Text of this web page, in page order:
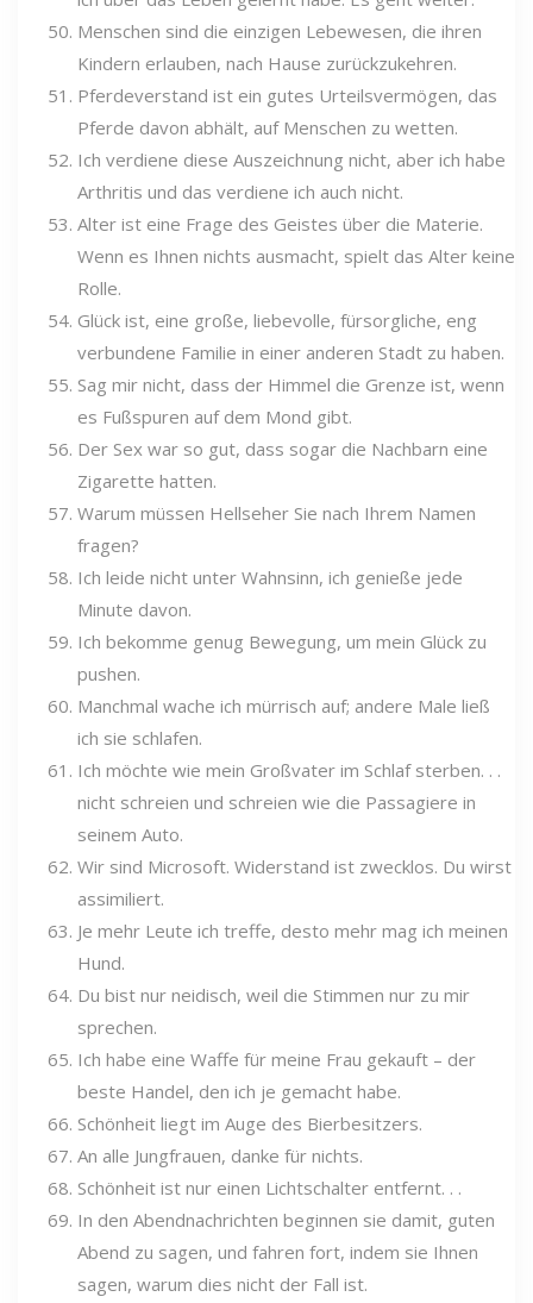
Menschen sind die einzigen Lebewesen, die ihren
Kindern erlauben, nach Hause zurückzukehren.
Pferdeverstand ist ein gutes Urteilsvermögen, das
Pferde davon abhält, auf Menschen zu wetten.
Ich verdiene diese Auszeichnung nicht, aber ich habe
Arthritis und das verdiene ich auch nicht.
Alter ist eine Frage des Geistes über die Materie.
Wenn es Ihnen nichts ausmacht, spielt das Alter keine
Rolle.
Glück ist, eine große, liebevolle, fürsorgliche, eng
verbundene Familie in einer anderen Stadt zu haben.
Sag mir nicht, dass der Himmel die Grenze ist, wenn
es Fußspuren auf dem Mond gibt.
Der Sex war so gut, dass sogar die Nachbarn eine
Zigarette hatten.
Warum müssen Hellseher Sie nach Ihrem Namen
fragen?
Ich leide nicht unter Wahnsinn, ich genieße jede
Minute davon.
Ich bekomme genug Bewegung, um mein Glück zu
pushen.
Manchmal wache ich mürrisch auf; andere Male ließ
ich sie schlafen.
Ich möchte wie mein Großvater im Schlaf sterben. . .
nicht schreien und schreien wie die Passagiere in
seinem Auto.
Wir sind Microsoft. Widerstand ist zwecklos. Du wirst
assimiliert.
Je mehr Leute ich treffe, desto mehr mag ich meinen
Hund.
Du bist nur neidisch, weil die Stimmen nur zu mir
sprechen.
Ich habe eine Waffe für meine Frau gekauft – der
beste Handel, den ich je gemacht habe.
Schönheit liegt im Auge des Bierbesitzers.
An alle Jungfrauen, danke für nichts.
Schönheit ist nur einen Lichtschalter entfernt. . .
In den Abendnachrichten beginnen sie damit, guten
Abend zu sagen, und fahren fort, indem sie Ihnen
sagen, warum dies nicht der Fall ist.